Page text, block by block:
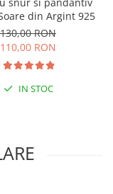
din Argint 925
130,00 RON
110,00 RON
IN STOC